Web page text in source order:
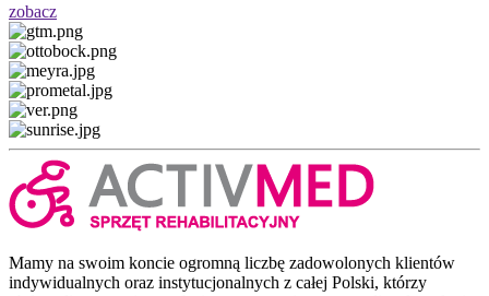
zobacz
Mamy na swoim koncie ogromną liczbę zadowolonych klientów
indywidualnych oraz instytucjonalnych z całej Polski, którzy